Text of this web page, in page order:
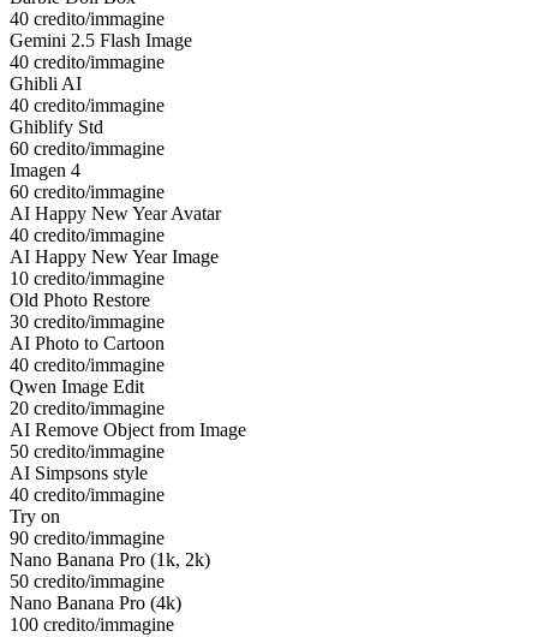
40 credito/immagine
Gemini 2.5 Flash Image
40 credito/immagine
Ghibli AI
40 credito/immagine
Ghiblify Std
60 credito/immagine
Imagen 4
60 credito/immagine
AI Happy New Year Avatar
40 credito/immagine
AI Happy New Year Image
10 credito/immagine
Old Photo Restore
30 credito/immagine
AI Photo to Cartoon
40 credito/immagine
Qwen Image Edit
20 credito/immagine
AI Remove Object from Image
50 credito/immagine
AI Simpsons style
40 credito/immagine
Try on
90 credito/immagine
Nano Banana Pro (1k, 2k)
50 credito/immagine
Nano Banana Pro (4k)
100 credito/immagine